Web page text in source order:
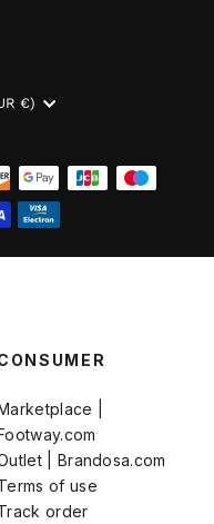
€)
|
| Brandosa.com
of use
order